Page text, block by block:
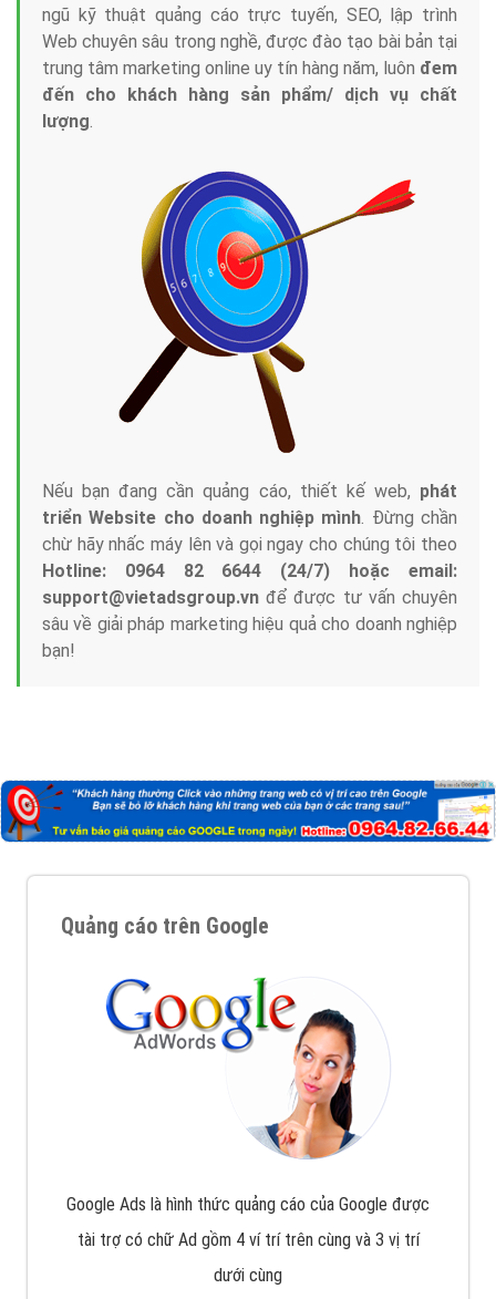
ngũ kỹ thuật quảng cáo trực tuyến, SEO, lập trình
Web chuyên sâu trong nghề, được đào tạo bài bản tại
trung tâm marketing online uy tín hàng năm, luôn đem
đến cho khách hàng sản phẩm/ dịch vụ chất
lượng.
Nếu bạn đang cần quảng cáo, thiết kế web, phát
triển Website cho doanh nghiệp mình. Đừng chần
chừ hãy nhấc máy lên và gọi ngay cho chúng tôi theo
Hotline: 0964 82 6644 (24/7) hoặc email:
support@vietadsgroup.vn để được tư vấn chuyên
sâu về giải pháp marketing hiệu quả cho doanh nghiệp
bạn!
Quảng cáo trên Google
Google Ads là hình thức quảng cáo của Google được
tài trợ có chữ Ad gồm 4 ví trí trên cùng và 3 vị trí
dưới cùng